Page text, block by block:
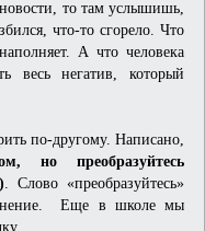
то там услышишь,
что-то сгорело. Что
А что человека
весь негатив, который
по-другому. Написано,
но преобразуйтесь
. Слово «преобразуйтесь»
Еще в школе мы